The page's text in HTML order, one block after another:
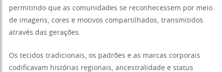
permitindo que as comunidades se reconhecessem por meio
de imagens, cores e motivos compartilhados, transmitidos
através das gerações.
Os tecidos tradicionais, os padrões e as marcas corporais
codificavam histórias regionais, ancestralidade e status